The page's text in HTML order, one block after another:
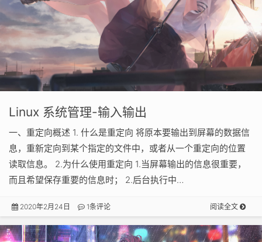
Linux 系统管理-输入输出
一、重定向概述 1. 什么是重定向 将原本要输出到屏幕的数据信
息，重新定向到某个指定的文件中，或者从一个重定向的位置
读取信息。 2.为什么使用重定向 1.当屏幕输出的信息很重要，
而且希望保存重要的信息时； 2.后台执行中…
2020年2月24日 1条评论 阅读全文